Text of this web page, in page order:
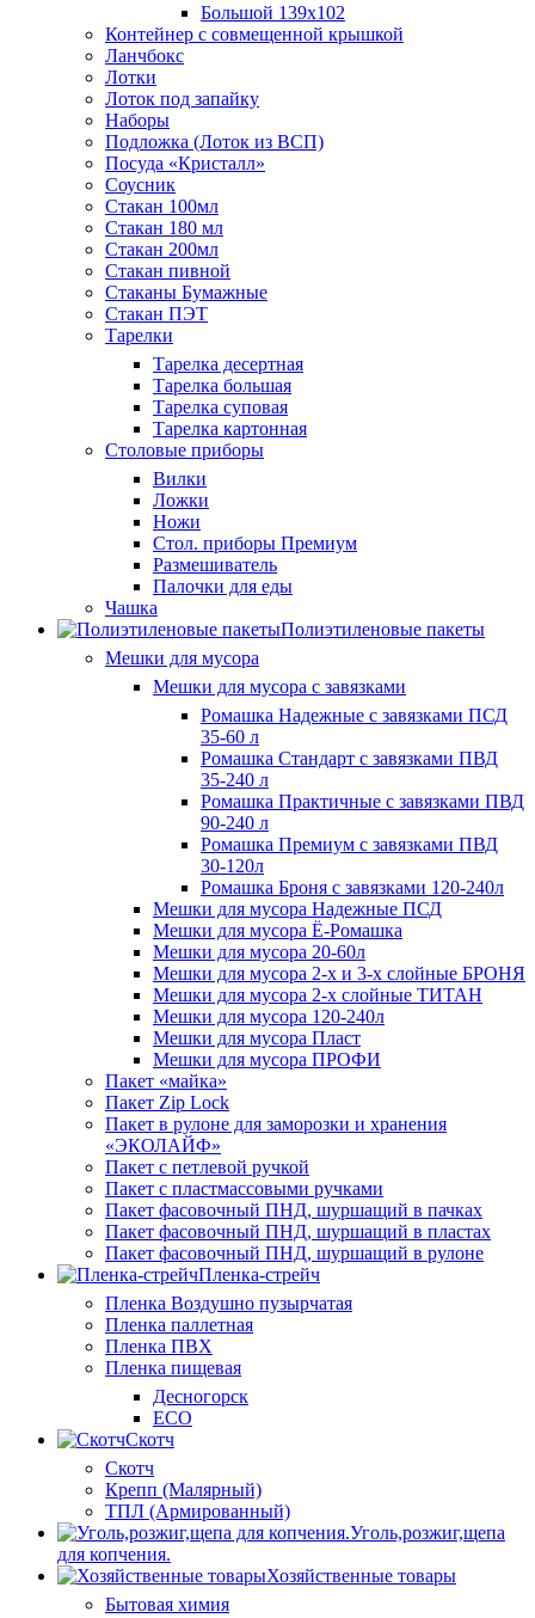
Большой 139х102
Контейнер с совмещенной крышкой
Ланчбокс
Лотки
Лоток под запайку
Наборы
Подложка (Лоток из ВСП)
Посуда «Кристалл»
Соусник
Стакан 100мл
Стакан 180 мл
Стакан 200мл
Стакан пивной
Стаканы Бумажные
Стакан ПЭТ
Тарелки
Тарелка десертная
Тарелка большая
Тарелка суповая
Тарелка картонная
Столовые приборы
Вилки
Ложки
Ножи
Стол. приборы Премиум
Размешиватель
Палочки для еды
Чашка
Полиэтиленовые пакеты
Мешки для мусора
Мешки для мусора с завязками
Ромашка Надежные с завязками ПСД
35-60 л
Ромашка Стандарт с завязками ПВД
35-240 л
Ромашка Практичные с завязками ПВД
90-240 л
Ромашка Премиум с завязками ПВД
30-120л
Ромашка Броня с завязками 120-240л
Мешки для мусора Надежные ПСД
Мешки для мусора Ё-Ромашка
Мешки для мусора 20-60л
Мешки для мусора 2-х и 3-х слойные БРОНЯ
Мешки для мусора 2-х слойные ТИТАН
Мешки для мусора 120-240л
Мешки для мусора Пласт
Мешки для мусора ПРОФИ
Пакет «майка»
Пакет Zip Lock
Пакет в рулоне для заморозки и хранения
«ЭКОЛАЙФ»
Пакет с петлевой ручкой
Пакет с пластмассовыми ручками
Пакет фасовочный ПНД, шуршащий в пачках
Пакет фасовочный ПНД, шуршащий в пластах
Пакет фасовочный ПНД, шуршащий в рулоне
Пленка-стрейч
Пленка Воздушно пузырчатая
Пленка паллетная
Пленка ПВХ
Пленка пищевая
Десногорск
ECO
Скотч
Скотч
Крепп (Малярный)
ТПЛ (Армированный)
Уголь,розжиг,щепа
для копчения.
Хозяйственные товары
Бытовая химия